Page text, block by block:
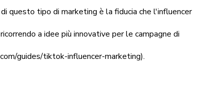
questo tipo di marketing è la fiducia che l'influencer
a idee più innovative per le campagne di
guides/tiktok-influencer-marketing).